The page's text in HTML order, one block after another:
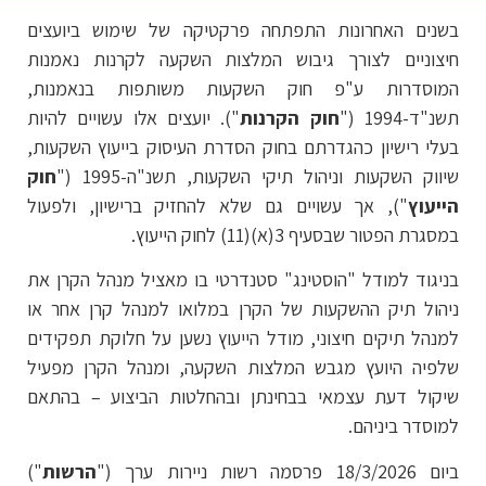
בשנים האחרונות התפתחה פרקטיקה של שימוש ביועצים
חיצוניים לצורך גיבוש המלצות השקעה לקרנות נאמנות
המוסדרות ע"פ חוק השקעות משותפות בנאמנות,
תשנ"ד-1994 ("
חוק הקרנות"). יועצים אלו עשויים להיות
בעלי רישיון כהגדרתם בחוק הסדרת העיסוק בייעוץ השקעות,
שיווק השקעות וניהול תיקי השקעות, תשנ"ה-1995 ("
חוק
הייעוץ"), אך עשויים גם שלא להחזיק ברישיון, ולפעול
במסגרת הפטור שבסעיף 3(א)(11) לחוק הייעוץ.
בניגוד למודל "הוסטינג" סטנדרטי בו מאציל מנהל הקרן את
ניהול תיק ההשקעות של הקרן במלואו למנהל קרן אחר או
למנהל תיקים חיצוני, מודל הייעוץ נשען על חלוקת תפקידים
שלפיה היועץ מגבש המלצות השקעה, ומנהל הקרן מפעיל
שיקול דעת עצמאי בבחינתן ובהחלטות הביצוע – בהתאם
למוסדר ביניהם.
ביום 18/3/2026 פרסמה רשות ניירות ערך ("
הרשות")